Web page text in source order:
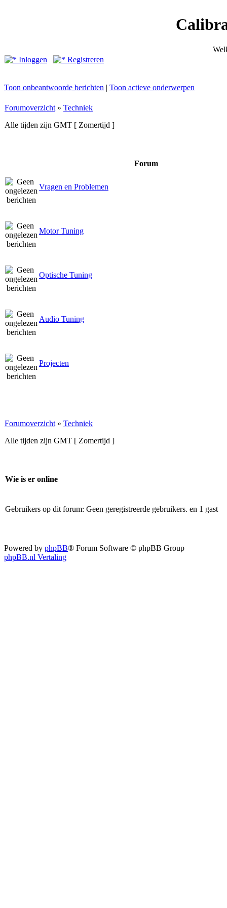
Inloggen
Registreren
Toon onbeantwoorde berichten | Toon actieve onderwerpen
Forumoverzicht » Techniek
Alle tijden zijn GMT [ Zomertijd ]
Forum
Vragen en Problemen
Motor Tuning
Optische Tuning
Audio Tuning
Projecten
Forumoverzicht » Techniek
Alle tijden zijn GMT [ Zomertijd ]
Wie is er online
Gebruikers op dit forum: Geen geregistreerde gebruikers. en 1 gast
Powered by phpBB® Forum Software © phpBB Group
phpBB.nl Vertaling